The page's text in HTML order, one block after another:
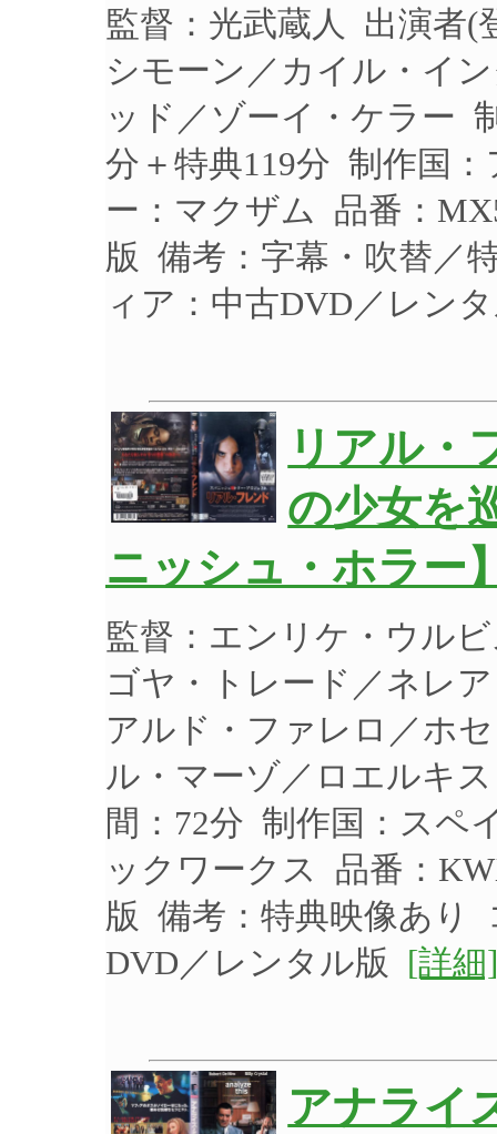
監督：光武蔵人 出演者(
シモーン／カイル・イ
ッド／ゾーイ・ケラー
分＋特典119分 制作国
ー：マクザム 品番：
版 備考：字幕・吹替／
ィア：中古DVD／レン
リアル・
の少女を
ニッシュ・ホラー
監督：エンリケ・ウル
ゴヤ・トレード／ネレ
アルド・ファレロ／ホ
ル・マーゾ／ロエルキ
間：72分 制作国：スペ
ックワークス 品番：
版 備考：特典映像あり
DVD／レンタル版 [詳細]
アナライ